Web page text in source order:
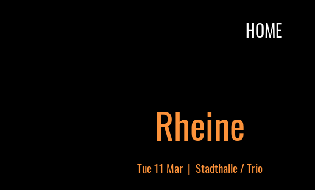
HOME
Rheine
Tue 11 Mar
  |
Stadthalle / Trio